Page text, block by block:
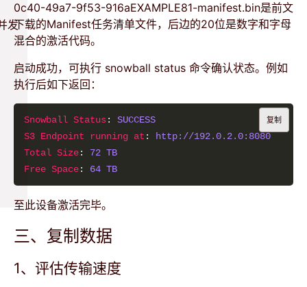
发
0c40-49a7-9f53-916aEXAMPLE81-manifest.bin是前文
下载的Manifest任务清单文件，后边的20位是数字和字母
混合的激活代码。
启动成功，可执行 snowball status 命令确认状态。例如
执行后如下返回：
Snowball Status: SUCCESS
S3 Endpoint running at :
http://192.0.2.0:8080
Total Size: 72 TB
Free Space: 64 TB
复制
至此设备激活完毕。
三、复制数据
1、评估传输速度